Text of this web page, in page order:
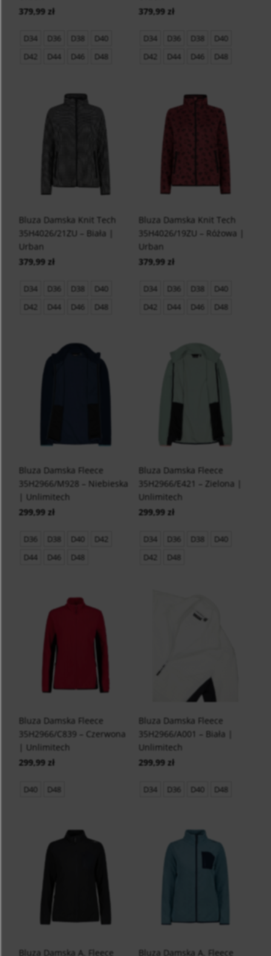
379,99 zł
D34 D36 D38
D40
D42
D44 D46 D48
379,99 zł
D34 D36 D38
D40
D42
D44 D46 D48
Bluza Damska Knit Tech
35H4026/21ZU – Biała |
Urban
379,99 zł
D34 D36 D38
D40
D42
D44 D46 D48
Bluza Damska Knit Tech
35H4026/19ZU – Różowa |
Urban
379,99 zł
D34 D36 D38
D40
D42
D44 D46 D48
Bluza Damska Fleece
35H2966/M928 – Niebieska
| Unlimitech
299,99 zł
D36 D38 D40
D42
D44
D46 D48
Bluza Damska Fleece
35H2966/E421 – Zielona |
Unlimitech
299,99 zł
D34 D36 D38
D40
D42
D48
Bluza Damska Fleece
35H2966/C839 – Czerwona
| Unlimitech
299,99 zł
D40 D48
Bluza Damska Fleece
35H2966/A001 – Biała |
Unlimitech
299,99 zł
D34 D36 D40 D48
Bluza Damska A. Fleece Bluza Damska A. Fleece